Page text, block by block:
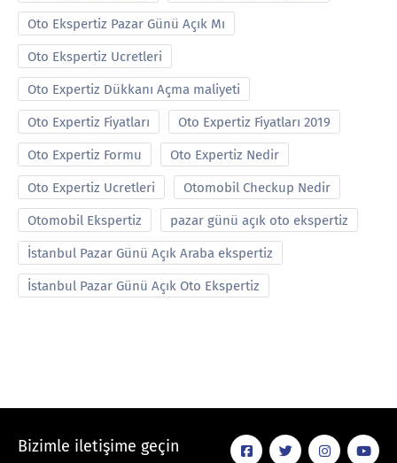
Oto Ekspertiz Pazar Günü Açık Mı
Oto Ekspertiz Ucretleri
Oto Expertiz Dükkanı Açma maliyeti
Oto Expertiz Fiyatları Oto Expertiz Fiyatları 2019
Oto Expertiz Formu Oto Expertiz Nedir
Oto Expertiz Ucretleri Otomobil Checkup Nedir
Otomobil Ekspertiz pazar günü açık oto ekspertiz
İstanbul Pazar Günü Açık Araba ekspertiz
İstanbul Pazar Günü Açık Oto Ekspertiz
Bizimle iletişime geçin